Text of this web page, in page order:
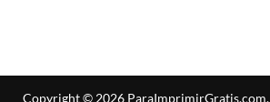
Copyright © 2026 ParaImprimirGratis.com.